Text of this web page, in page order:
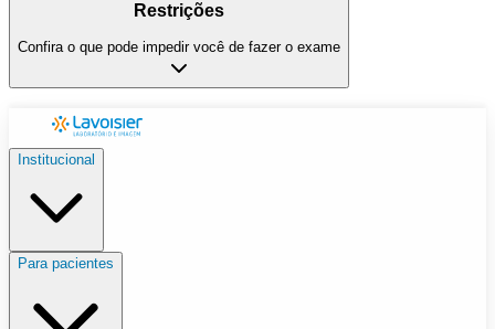
Restrições
Confira o que pode impedir você de fazer o exame
Institucional
Para pacientes